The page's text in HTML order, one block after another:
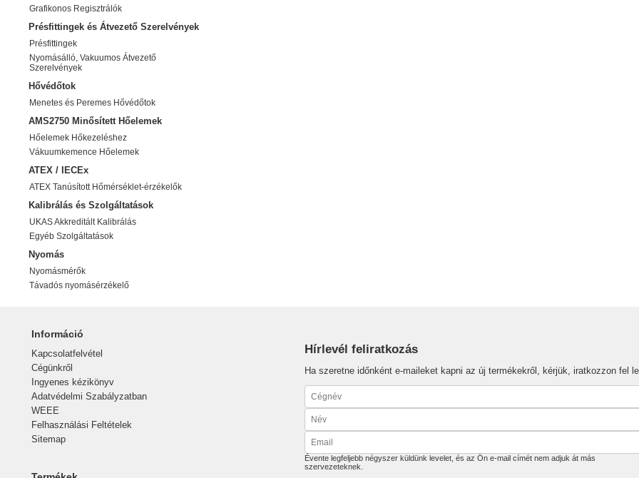
Grafikonos Regisztrálók
Présfittingek és Átvezető Szerelvények
Présfittingek
Nyomásálló, Vakuumos Átvezető
Szerelvények
Hővédőtok
Menetes és Peremes Hővédőtok
AMS2750 Minősített Hőelemek
Hőelemek Hőkezeléshez
Vákuumkemence Hőelemek
ATEX / IECEx
ATEX Tanúsított Hőmérséklet-érzékelők
Kalibrálás és Szolgáltatások
UKAS Akkreditált Kalibrálás
Egyéb Szolgáltatások
Nyomás
Nyomásmérők
Távadós nyomásérzékelő
Információ
Kapcsolatfelvétel
Cégünkről
Ingyenes kézikönyv
Adatvédelmi Szabályzatban
WEEE
Felhasználási Feltételek
Sitemap
Hírlevél feliratkozás
Ha szeretne időnként e-maileket kapni az új termékekről, kérjük, iratkozzon fel
Évente legfeljebb négyszer küldünk levelet, és az Ön e-mail címét nem adjuk át más
szervezeteknek.